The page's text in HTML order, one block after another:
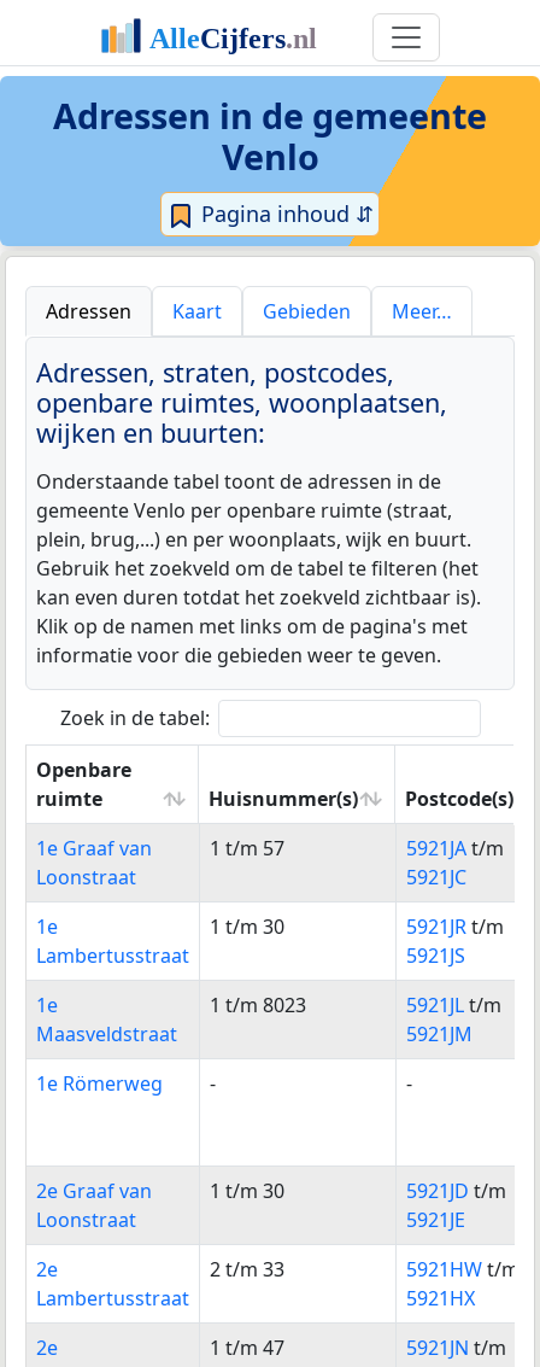
Adressen in de gemeente
Venlo
Pagina inhoud ⇵
Adressen Kaart Gebieden Meer…
Adressen, straten, postcodes,
openbare ruimtes, woonplaatsen,
wijken en buurten:
Onderstaande tabel toont de adressen in de
gemeente Venlo per openbare ruimte (straat,
plein, brug,...) en per woonplaats, wijk en buurt.
Gebruik het zoekveld om de tabel te filteren (het
kan even duren totdat het zoekveld zichtbaar is).
Klik op de namen met links om de pagina's met
informatie voor die gebieden weer te geven.
Zoek in de tabel:
Openbare
ruimte
Huisnummer(s)
Postcode(s)
Openbare
ruimte
Huisnummer(s) Postcode(s)
1e Graaf van
Loonstraat
1 t/m 57 5921JAt/m
5921JC
1e
Lambertusstraat
1 t/m 30 5921JRt/m
5921JS
1e
Maasveldstraat
1 t/m 8023 5921JLt/m
5921JM
1e Römerweg
- -
2e Graaf van
Loonstraat
1 t/m 30 5921JD t/m
5921JE
2e
Lambertusstraat
2 t/m 33 5921HWt/m
5921HX
2e
1 t/m 47 5921JN t/m